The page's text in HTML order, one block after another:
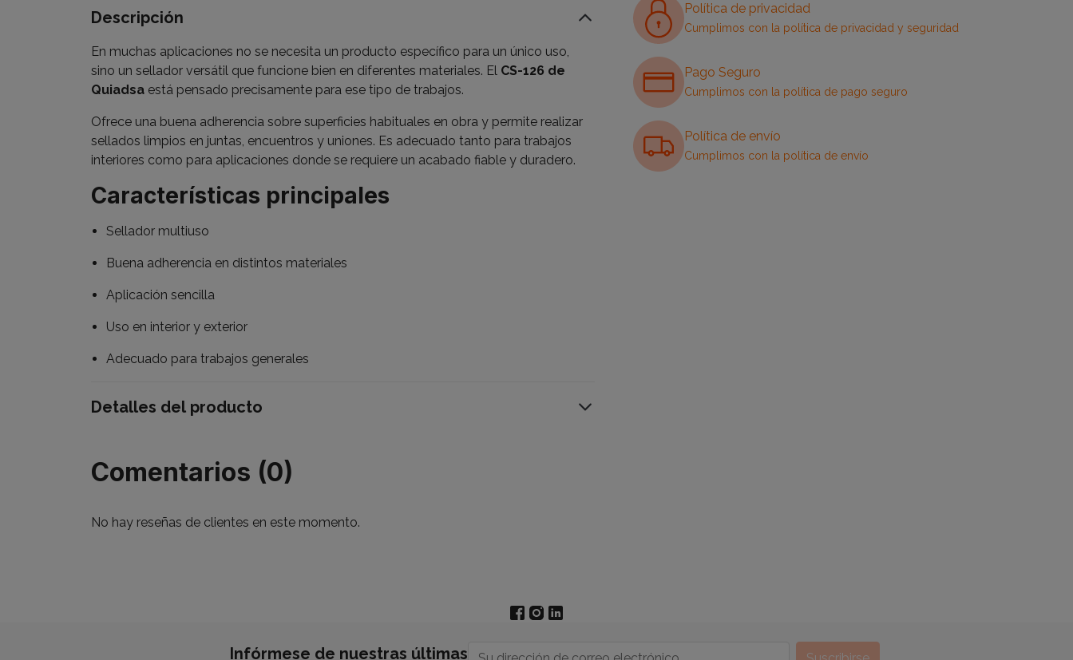
Descripción
En muchas aplicaciones no se necesita un producto específico para un único uso,
sino un sellador versátil que funcione bien en diferentes materiales. El CS-126 de
Quiadsa está pensado precisamente para ese tipo de trabajos.
Ofrece una buena adherencia sobre superficies habituales en obra y permite realizar
sellados limpios en juntas, encuentros y uniones. Es adecuado tanto para trabajos
interiores como para aplicaciones donde se requiere un acabado fiable y duradero.
Características principales
Sellador multiuso
Buena adherencia en distintos materiales
Aplicación sencilla
Uso en interior y exterior
Adecuado para trabajos generales
Detalles del producto
Política de privacidad
Cumplimos con la política de privacidad y seguridad
Pago Seguro
Cumplimos con la política de pago seguro
Política de envío
Cumplimos con la política de envío
Comentarios (0)
No hay reseñas de clientes en este momento.
Infórmese de nuestras últimas